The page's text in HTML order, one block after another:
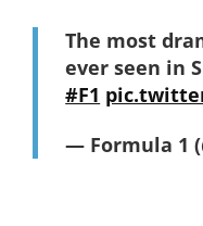
The most
ever seen in
#F1
— Formula 1